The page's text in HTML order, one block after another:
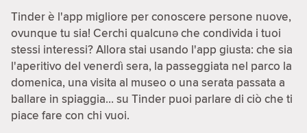
Tinder è l'app migliore per conoscere persone nuove,
ovunque tu sia! Cerchi qualcunə che condivida i tuoi
stessi interessi? Allora stai usando l'app giusta: che sia
l'aperitivo del venerdì sera, la passeggiata nel parco la
domenica, una visita al museo o una serata passata a
ballare in spiaggia… su Tinder puoi parlare di ciò che ti
piace fare con chi vuoi.